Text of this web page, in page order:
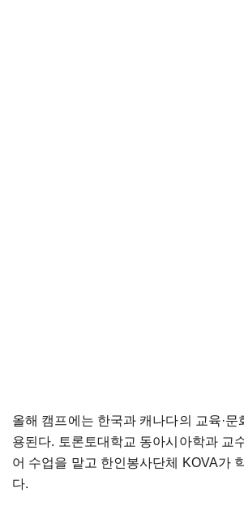
올해 캠프에는 한국과 캐나다의 교육·문
용된다. 토론토대학교 동아시아학과 교
어 수업을 맡고 한인봉사단체 KOVA가
다.